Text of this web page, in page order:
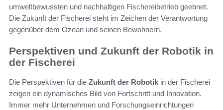
umweltbewussten und nachhaltigen Fischereibetrieb geebnet.
Die Zukunft der Fischerei steht im Zeichen der Verantwortung
gegenüber dem Ozean und seinen Bewohnern.
Perspektiven und Zukunft der Robotik in
der Fischerei
Die Perspektiven für die Zukunft der Robotik in der Fischerei
zeigen ein dynamisches Bild von Fortschritt und Innovation.
Immer mehr Unternehmen und Forschungseinrichtungen